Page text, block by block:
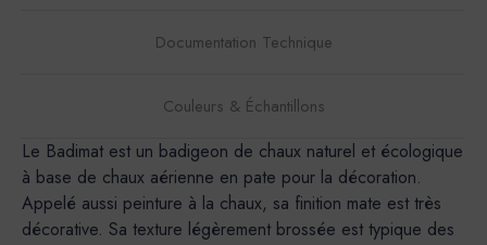
Documentation Technique
Couleurs & Échantillons
Le Badimat est un badigeon de chaux naturel et écologique
à base de chaux aérienne en pate pour la décoration.
Appelé aussi peinture à la chaux, sa finition mate est très
décorative. Sa texture légèrement brossée est typique des